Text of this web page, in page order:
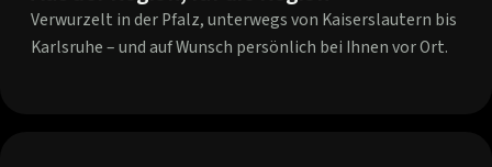
Verwurzelt in der Pfalz, unterwegs von Kaiserslautern bis
Karlsruhe – und auf Wunsch persönlich bei Ihnen vor Ort.